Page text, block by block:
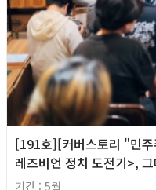
[191호][커버스토리 "민
레즈비언 정치 도전기>,
기간 : 5월